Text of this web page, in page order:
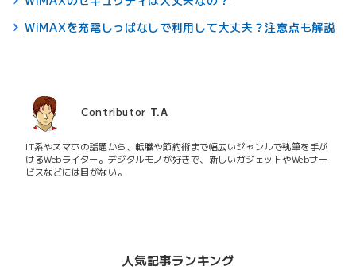
WiMAXを充電しっぱなしで利用して大丈夫？注意点も解説
Contributor T.A
IT系やスマホの話題から、転職や節約術まで幅広いジャンルで執筆を手が
けるWebライター。デジタルモノが好きで、新しいガジェットやWebサー
ビスなどには目がない。
人気記事ランキング